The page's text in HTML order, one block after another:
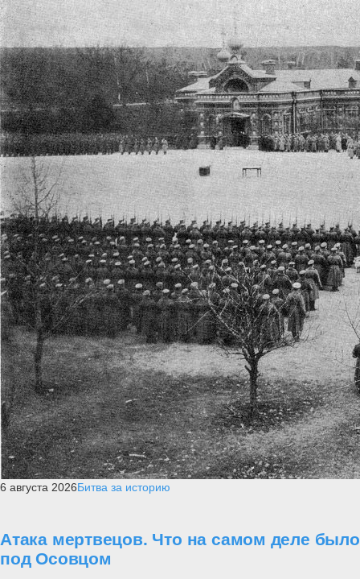
6 августа 2026Битва за историю
Атака мертвецов. Что на самом деле было
под Осовцом